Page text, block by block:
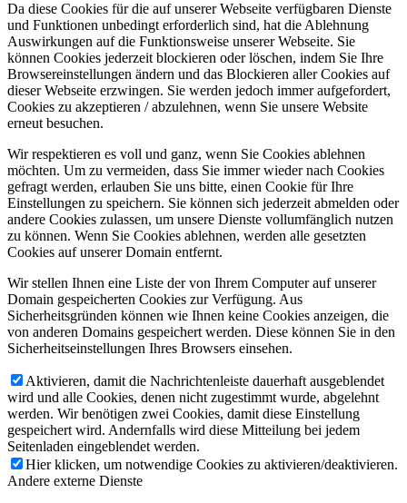
Da diese Cookies für die auf unserer Webseite verfügbaren Dienste
und Funktionen unbedingt erforderlich sind, hat die Ablehnung
Auswirkungen auf die Funktionsweise unserer Webseite. Sie
können Cookies jederzeit blockieren oder löschen, indem Sie Ihre
Browsereinstellungen ändern und das Blockieren aller Cookies auf
dieser Webseite erzwingen. Sie werden jedoch immer aufgefordert,
Cookies zu akzeptieren / abzulehnen, wenn Sie unsere Website
erneut besuchen.
Wir respektieren es voll und ganz, wenn Sie Cookies ablehnen
möchten. Um zu vermeiden, dass Sie immer wieder nach Cookies
gefragt werden, erlauben Sie uns bitte, einen Cookie für Ihre
Einstellungen zu speichern. Sie können sich jederzeit abmelden oder
andere Cookies zulassen, um unsere Dienste vollumfänglich nutzen
zu können. Wenn Sie Cookies ablehnen, werden alle gesetzten
Cookies auf unserer Domain entfernt.
Wir stellen Ihnen eine Liste der von Ihrem Computer auf unserer
Domain gespeicherten Cookies zur Verfügung. Aus
Sicherheitsgründen können wie Ihnen keine Cookies anzeigen, die
von anderen Domains gespeichert werden. Diese können Sie in den
Sicherheitseinstellungen Ihres Browsers einsehen.
Aktivieren, damit die Nachrichtenleiste dauerhaft ausgeblendet
wird und alle Cookies, denen nicht zugestimmt wurde, abgelehnt
werden. Wir benötigen zwei Cookies, damit diese Einstellung
gespeichert wird. Andernfalls wird diese Mitteilung bei jedem
Seitenladen eingeblendet werden.
Hier klicken, um notwendige Cookies zu aktivieren/deaktivieren.
Andere externe Dienste